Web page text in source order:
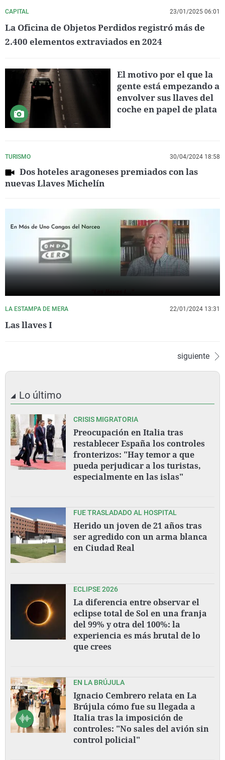
CAPITAL 23/01/2025 06:01
La Oficina de Objetos Perdidos registró más de
2.400 elementos extraviados en 2024
El motivo por el que la
gente está empezando a
envolver sus llaves del
coche en papel de plata
TURISMO 30/04/2024 18:58
Dos hoteles aragoneses premiados con las
nuevas Llaves Michelín
LA ESTAMPA DE MERA 22/01/2024 13:31
Las llaves I
siguiente
Lo último
CRISIS MIGRATORIA
Preocupación en Italia tras
restablecer España los controles
fronterizos: "Hay temor a que
pueda perjudicar a los turistas,
especialmente en las islas"
FUE TRASLADADO AL HOSPITAL
Herido un joven de 21 años tras
ser agredido con un arma blanca
en Ciudad Real
ECLIPSE 2026
La diferencia entre observar el
eclipse total de Sol en una franja
del 99% y otra del 100%: la
experiencia es más brutal de lo
que crees
EN LA BRÚJULA
Ignacio Cembrero relata en La
Brújula cómo fue su llegada a
Italia tras la imposición de
controles: "No sales del avión sin
control policial"